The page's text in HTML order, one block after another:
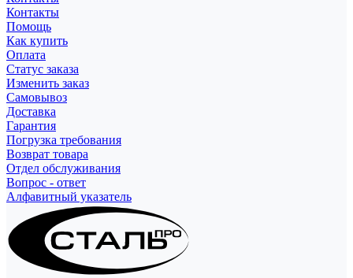
Контакты
Помощь
Как купить
Оплата
Статус заказа
Изменить заказ
Самовывоз
Доставка
Гарантия
Погрузка требования
Возврат товара
Отдел обслуживания
Вопрос - ответ
Алфавитный указатель